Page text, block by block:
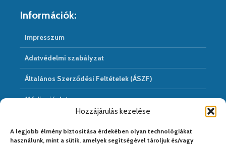
Hozzájárulás kezelése
A legjobb élmény biztosítása érdekében olyan technológiákat
használunk, mint a sütik, amelyek segítségével tároljuk és/vagy
Információk:
Impresszum
Adatvédelmi szabályzat
Általános Szerződési Feltételek (ÁSZF)
Médiaajánlat